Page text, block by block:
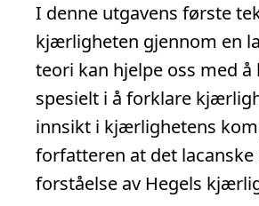
I denne utgavens første
kjærligheten gjennom en
teori kan hjelpe oss med
spesielt i å forklare
innsikt i kjærlighetens
forfatteren at det
forståelse av Hegels